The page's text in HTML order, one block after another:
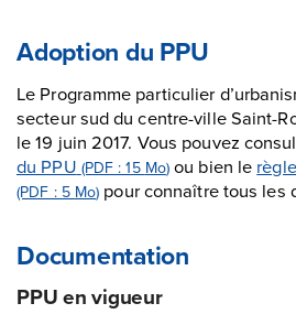
Adoption du PPU
Le Programme particulier
secteur sud du centre-ville Saint-
le 19 juin 2017. Vous pouvez
du PPU (PDF : 15 Mo) ou bien le
(PDF : 5 Mo) pour connaître tous les
Documentation
PPU en vigueur